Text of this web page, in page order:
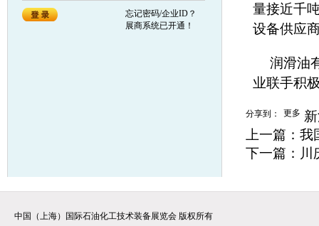
忘记密码/企业ID？
展商系统已开通！
量接近千
设备供应
润滑油
业联手积
分享到： 更多
上一篇： 我
下一篇： 川
中国（上海）国际石油化工技术装备展览会 版权所有